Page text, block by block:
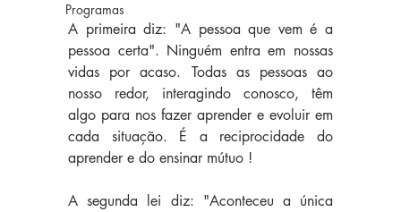
Programas
A primeira diz: "A pessoa que vem é a
pessoa certa". Ninguém entra em nossas
vidas por acaso. Todas as pessoas ao
nosso redor, interagindo conosco, têm
algo para nos fazer aprender e evoluir em
cada situação. É a reciprocidade do
aprender e do ensinar mútuo !
A segunda lei diz: "Aconteceu a única